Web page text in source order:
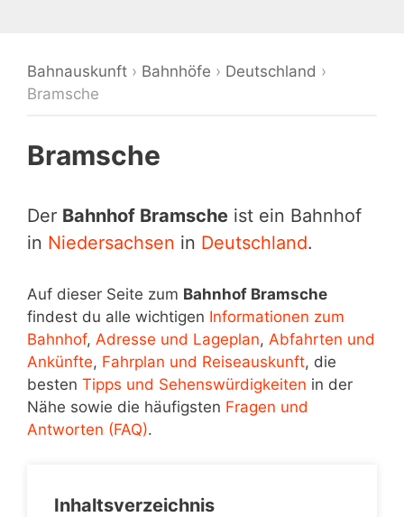
Bahnauskunft › Bahnhöfe › Deutschland ›
Bramsche
Bramsche
Der Bahnhof Bramsche ist ein Bahnhof
in Niedersachsen in Deutschland.
Auf dieser Seite zum Bahnhof Bramsche
findest du alle wichtigen Informationen zum
Bahnhof, Adresse und Lageplan, Abfahrten und
Ankünfte, Fahrplan und Reiseauskunft, die
besten Tipps und Sehenswürdigkeiten in der
Nähe sowie die häufigsten Fragen und
Antworten (FAQ).
Inhaltsverzeichnis